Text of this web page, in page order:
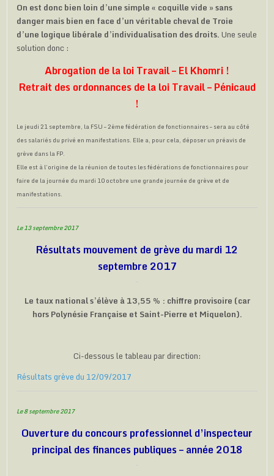
On est donc bien loin d’une simple « coquille vide » sans
danger mais bien en face d’un véritable cheval de Troie
d’une logique libérale d’individualisation des droits.Une seule
solution donc :
Abrogation de la loi Travail – El Khomri !
Retrait des ordonnances de la loi Travail – Pénicaud
!
Le jeudi 21 septembre, la FSU – 2ème fédération de fonctionnaires – sera au côté
des salariés du privé en manifestations. Elle a, pour cela, déposer un préavis de
grève dans la FP.
Elle est à l’origine de la réunion de toutes les fédérations de fonctionnaires pour
faire de la journée du mardi 10 octobre une grande journée de grève et de
manifestations.
Le 13 septembre 2017
Résultats mouvement de grève du mardi 12
septembre 2017
Le taux national s’élève à 13,55 % : chiffre provisoire (car
hors Polynésie Française et Saint-Pierre et Miquelon).
Ci-dessous le tableau par direction:
Résultats grève du 12/09/2017
Le 8 septembre 2017
Ouverture du concours professionnel d’inspecteur
principal des finances publiques – année 2018